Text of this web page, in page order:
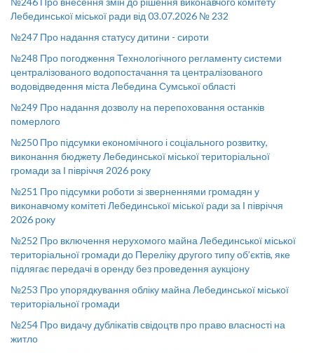
Лебединської міської ради від 03.07.2026 № 232
№247 Про надання статусу дитини - сироти
№248 Про погодження Технологічного регламенту системи
централізованого водопостачання та централізованого
водовідведення міста Лебедина Сумської області
№249 Про надання дозволу на перепоховання останків
померлого
№250 Про підсумки економічного і соціального розвитку,
виконання бюджету Лебединської міської територіальної
громади за І півріччя 2026 року
№251 Про підсумки роботи зі зверненнями громадян у
виконавчому комітеті Лебединської міської ради за І півріччя
2026 року
№252 Про включення нерухомого майна Лебединської міської
територіальної громади до Переліку другого типу об’єктів, яке
підлягає передачі в оренду без проведення аукціону
№253 Про упорядкування обліку майна Лебединської міської
територіальної громади
№254 Про видачу дублікатів свідоцтв про право власності на
житло